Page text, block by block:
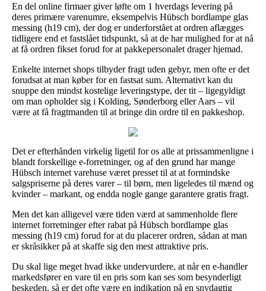
En del online firmaer giver løfte om 1 hverdags levering på
deres primære varenumre, eksempelvis Hübsch bordlampe glas
messing (h19 cm), der dog er underforstået at ordren aflægges
tidligere end et fastslået tidspunkt, så at de har mulighed for at nå
at få ordren fikset forud for at pakkepersonalet drager hjemad.
Enkelte internet shops tilbyder fragt uden gebyr, men ofte er det
forudsat at man køber for en fastsat sum. Alternativt kan du
snuppe den mindst kostelige leveringstype, der tit – ligegyldigt
om man opholder sig i Kolding, Sønderborg eller Aars – vil
være at få fragtmanden til at bringe din ordre til en pakkeshop.
Det er efterhånden virkelig ligetil for os alle at prissammenligne i
blandt forskellige e-forretninger, og af den grund har mange
Hübsch internet varehuse været presset til at at formindske
salgspriserne på deres varer – til børn, men ligeledes til mænd og
kvinder – markant, og endda nogle gange garantere gratis fragt.
Men det kan alligevel være tiden værd at sammenholde flere
internet forretninger efter rabat på Hübsch bordlampe glas
messing (h19 cm) forud for at du placerer ordren, sådan at man
er skråsikker på at skaffe sig den mest attraktive pris.
Du skal lige meget hvad ikke undervurdere, at når en e-handler
markedsfører en vare til en pris som kan ses som besynderligt
beskeden, så er det ofte være en indikation på en snydagtig